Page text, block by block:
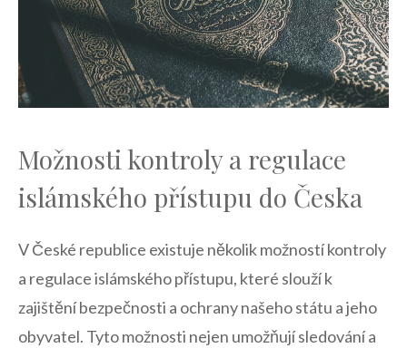
Možnosti⁤ kontroly a‍ regulace
⁣islámského přístupu do⁣ Česka
V České republice existuje několik⁣ možností kontroly
a regulace islámského přístupu, které slouží k
zajištění bezpečnosti a‍ ochrany našeho státu a jeho
obyvatel. Tyto možnosti‍ nejen umožňují ‍sledování a